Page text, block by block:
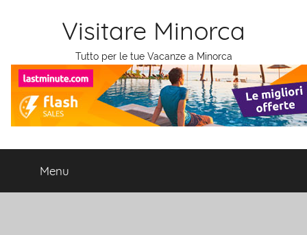
Visitare Minorca
Tutto per le tue Vacanze a Minorca
Menu